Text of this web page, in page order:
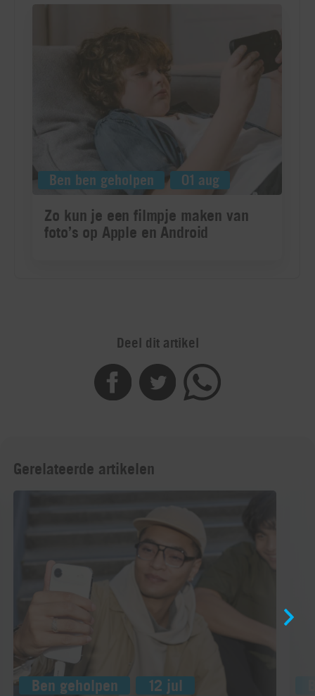
Deel dit artikel
Gerelateerde artikelen
Ben geholpen 12 jul